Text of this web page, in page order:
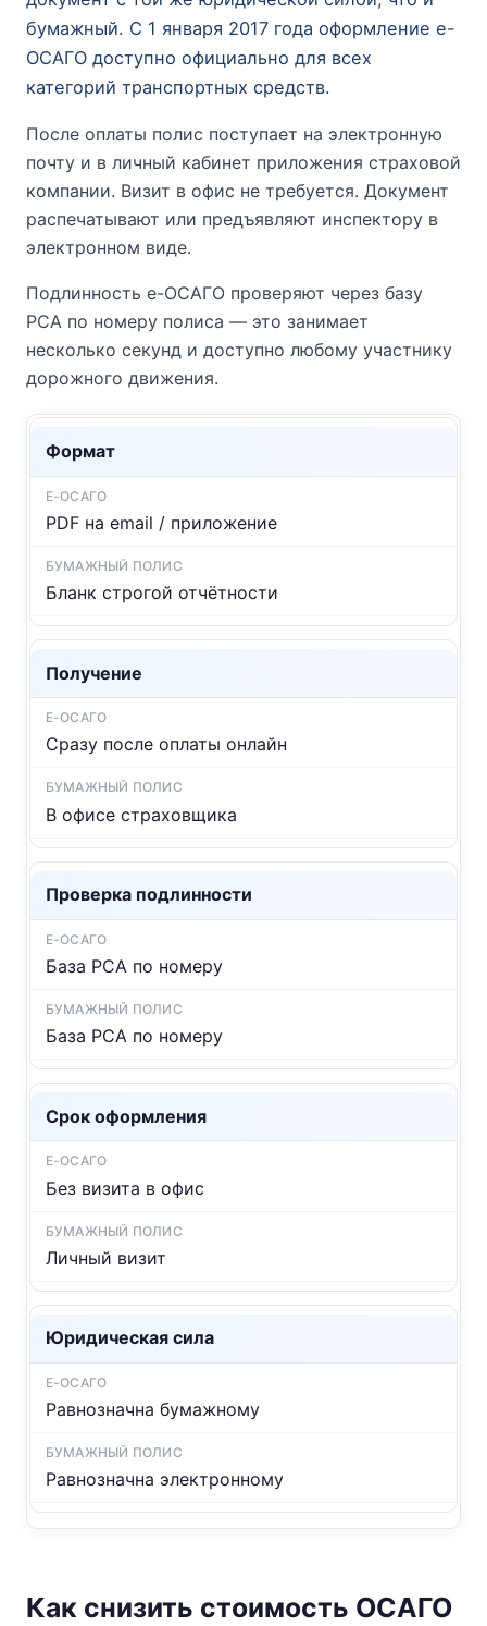
бумажный. С 1 января 2017 года оформление е-
ОСАГО доступно официально для всех
категорий транспортных средств.
После оплаты полис поступает на электронную
почту и в личный кабинет приложения страховой
компании. Визит в офис не требуется. Документ
распечатывают или предъявляют инспектору в
электронном виде.
Подлинность е-ОСАГО проверяют через базу
РСА по номеру полиса — это занимает
несколько секунд и доступно любому участнику
дорожного движения.
Формат
PDF на email / приложение
Бланк строгой отчётности
Получение
Сразу после оплаты онлайн
В офисе страховщика
Проверка подлинности
База РСА по номеру
База РСА по номеру
Срок оформления
Без визита в офис
Личный визит
Юридическая сила
Равнозначна бумажному
Равнозначна электронному
Как снизить стоимость ОСАГО